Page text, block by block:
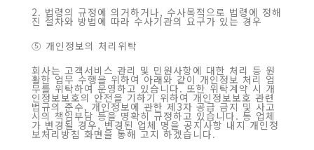
2. 법령의 규정에 의거하거나, 수사목적으로 법령에 정해
진 절차와 방법에 따라 수사기관의 요구가 있는 경우
⑤ 개인정보의 처리위탁
회사는 고객서비스 관리 및 민원사항에 대한 처리 등 원
활한 업무 수행을 위하여 아래와 같이 개인정보 처리 업
무를 위탁하여 운영하고 있습니다. 또한 위탁계약 시 개
인정보보호의 안전을 기하기 위하여 개인정보보호 관련
법규의 준수, 개인정보에 관한 제3자 공급 금지 및 사고
시의 책임부담 등을 명확히 규정하고 있습니다. 동 업체
가 변경될 경우, 변경된 업체 명을 공지사항 내지 개인정
보처리방침 화면을 통해 고지 하겠습니다.